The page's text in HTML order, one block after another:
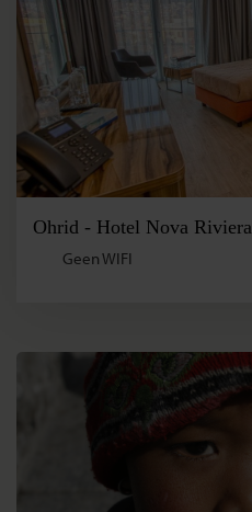
Ohrid - Hotel Nova Riviera
Geen WIFI